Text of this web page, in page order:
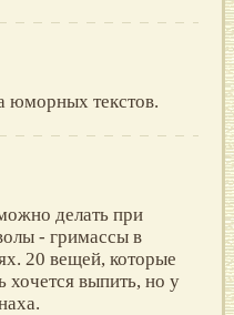
юморных текстов.
делать при
- гримассы в
20 вещей, которые
хочется выпить, но у